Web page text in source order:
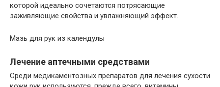
которой идеально сочетаются потрясающие
заживляющие свойства и увлажняющий эффект.
Мазь для рук из календулы
Лечение аптечными средствами
Среди медикаментозных препаратов для лечения сухости